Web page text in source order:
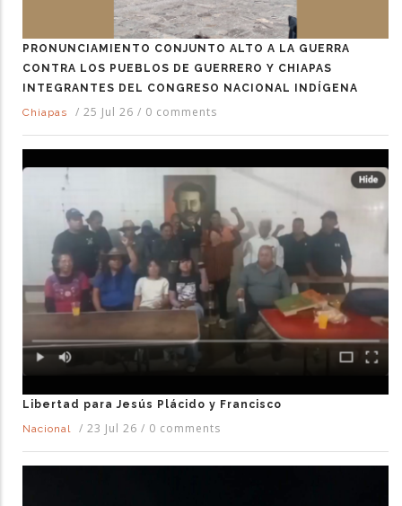
PRONUNCIAMIENTO CONJUNTO ALTO A LA GUERRA
CONTRA LOS PUEBLOS DE GUERRERO Y CHIAPAS
INTEGRANTES DEL CONGRESO NACIONAL INDÍGENA
Chiapas
/ 25 Jul 26 / 0 comments
Libertad para Jesús Plácido y Francisco
Nacional
/ 23 Jul 26 / 0 comments